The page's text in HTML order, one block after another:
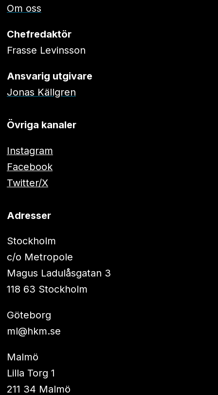
Om oss
Chefredaktör
Frasse Levinsson
Ansvarig utgivare
Jonas Källgren
Övriga kanaler
Instagram
Facebook
Twitter/X
Adresser
Stockholm
c/o Metropole
Magus Ladulåsgatan 3
118 63 Stockholm
Göteborg
ml@hkm.se
Malmö
Lilla Torg 1
211 34 Malmö